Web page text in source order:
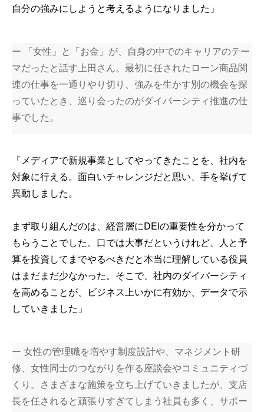
自分の強みにしようと考えるようになりました」
ー 「女性」と「お金」が、自身の中でのキャリアのテー
マだったと話す上田さん。最初に任されたローン商品関
連の仕事を一通りやり切り、強みを生かす別の機会を探
っていたとき、巡り会ったのがダイバーシティ推進の仕
事でした。
「メディアで新規事業としてやってきたことを、社内を
対象に行える。面白いチャレンジだと思い、手を挙げて
異動しました。
まず取り組んだのは、経営層にDEIの重要性を分かって
もらうことでした。口では大事だというけれど、人と予
算を投資してまでやるべきだと本当に理解している役員
はまだまだ少なかった。そこで、社内のダイバーシティ
を高めることが、ビジネス上いかに有効か、データで示
していきました」
ー 女性の管理職を増やす制度設計や、マネジメント研
修、女性同士のつながりを作る座談会やコミュニティづ
くり。さまざまな施策を立ち上げていきましたが、支店
長を任されると頑張りすぎてしまう社員も多く、サポー